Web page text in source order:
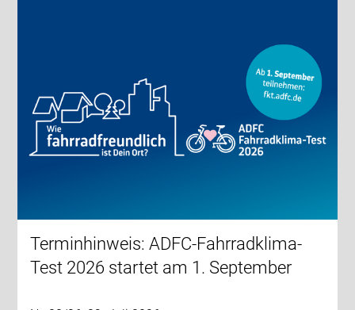
Terminhinweis: ADFC-Fahrradklima-
Test 2026 startet am 1. September